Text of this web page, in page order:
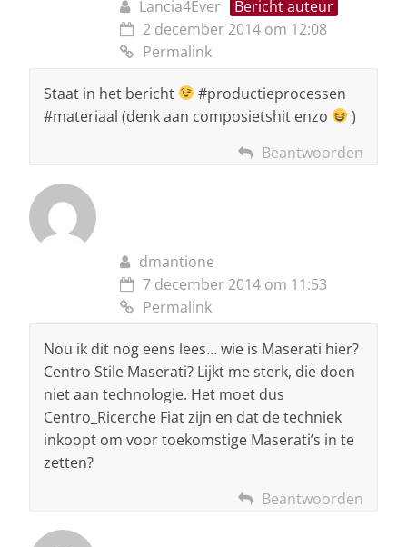
Lancia4Ever
Bericht auteur
2 december 2014 om 12:08
Permalink
Staat in het bericht
#productieprocessen
#materiaal (denk aan composietshit enzo
)
Beantwoorden
dmantione
7 december 2014 om 11:53
Permalink
Nou ik dit nog eens lees… wie is Maserati hier?
Centro Stile Maserati? Lijkt me sterk, die doen
niet aan technologie. Het moet dus
Centro_Ricerche Fiat zijn en dat de techniek
inkoopt om voor toekomstige Maserati’s in te
zetten?
Beantwoorden